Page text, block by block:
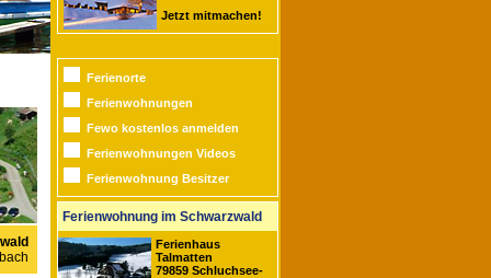
Jetzt mitmachen!
Ferienorte
Ferienwohnungen
Fewo kostenlos anmelden
Ferienwohnungen Videos
Ferienwohnung Besitzer
Ferienwohnung im Schwarzwald
Ferienhaus
Talmatten
79859 Schluchsee-